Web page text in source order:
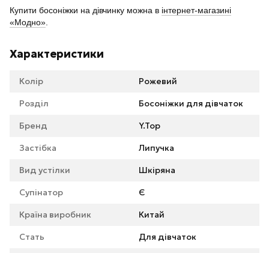
Купити босоніжки на дівчинку можна в інтернет-магазині
«Модно».
Характеристики
Колір Рожевий
Розділ Босоніжки для дівчаток
Бренд Y.Top
Застібка Липучка
Вид устілки Шкіряна
Супінатор Є
Країна виробник Китай
Стать Для дівчаток